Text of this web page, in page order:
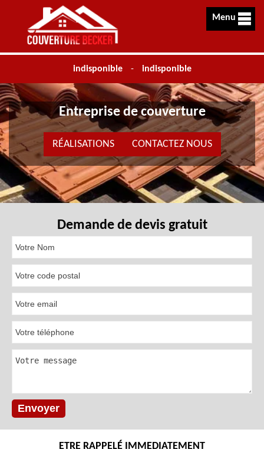
Menu
indisponible - indisponible
Entreprise de couverture
RÉALISATIONS CONTACTEZ NOUS
Demande de devis gratuit
ETRE RAPPELÉ IMMEDIATEMENT